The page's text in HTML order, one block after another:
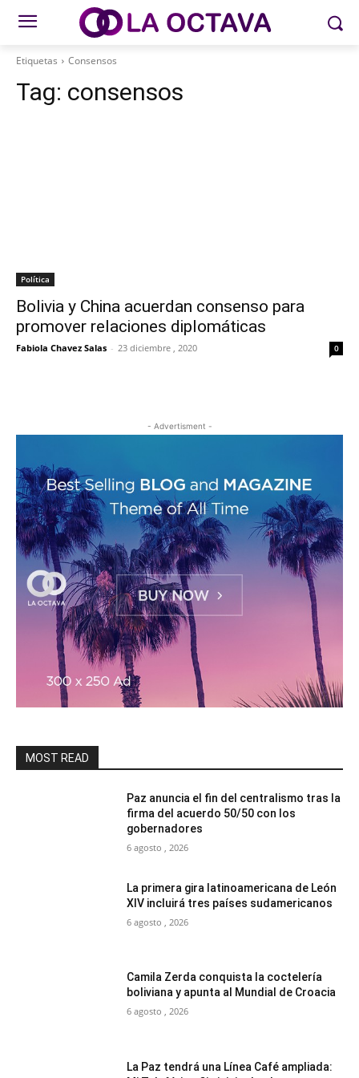
Etiquetas Consensos
Tag: consensos
Política
Bolivia y China acuerdan consenso para
promover relaciones diplomáticas
Fabiola Chavez Salas - 23 diciembre , 2020 0
- Advertisment -
MOST READ
Paz anuncia el fin del centralismo tras la
firma del acuerdo 50/50 con los
gobernadores
6 agosto , 2026
La primera gira latinoamericana de León
XIV incluirá tres países sudamericanos
6 agosto , 2026
Camila Zerda conquista la coctelería
boliviana y apunta al Mundial de Croacia
6 agosto , 2026
La Paz tendrá una Línea Café ampliada: